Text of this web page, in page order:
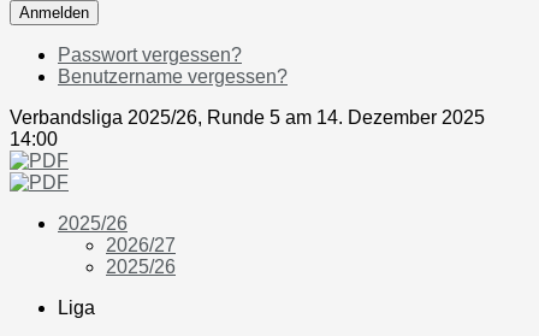
Anmelden
Passwort vergessen?
Benutzername vergessen?
Verbandsliga 2025/26, Runde 5 am 14. Dezember 2025
14:00
2025/26
2026/27
2025/26
Liga